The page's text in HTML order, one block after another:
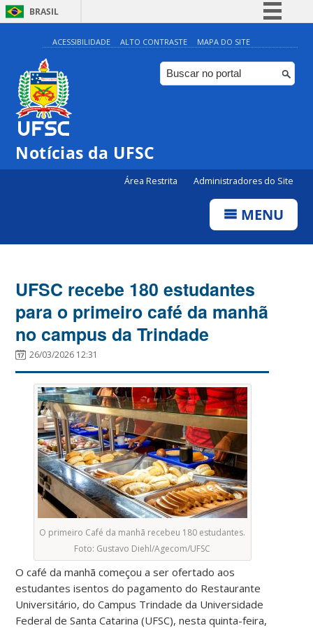
BRASIL
Simplifique!
Comunica BR
Participe
ACESSIBILIDADE ALTO CONTRASTE MAPA DO SITE
Notícias da UFSC
Área Restrita Administradores do Site
MENU
UFSC recebe 180 estudantes
para o primeiro café da manhã
no campus da Trindade
26/03/2026 12:31
O primeiro Café da manhã recebeu 180 estudantes.
Foto: Gustavo Diehl/Agecom/UFSC
O café da manhã começou a ser ofertado aos
estudantes isentos do pagamento do Restaurante
Universitário, do Campus Trindade da Universidade
Federal de Santa Catarina (UFSC), nesta quinta-feira,